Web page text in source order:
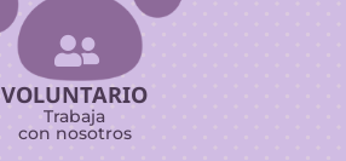

VOLUNTARIO
Trabaja
con nosotros